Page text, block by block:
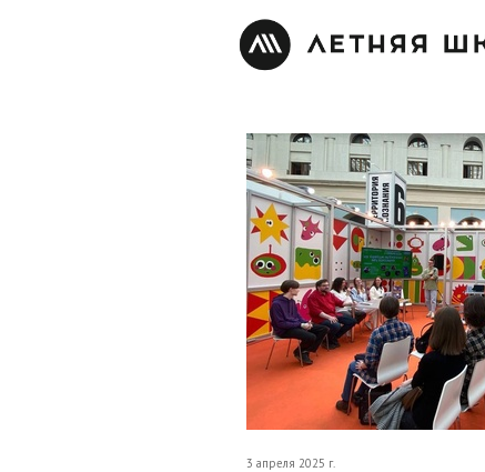
3 апреля 2025 г.